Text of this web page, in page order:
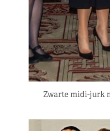
Zwarte midi-jurk